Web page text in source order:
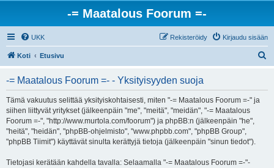
-= Maatalous Foorum =-
UKK Kirjaudu sisään
Rekisteröidy
Koti Etusivu
-= Maatalous Foorum =- - Yksityisyyden suoja
Tämä vakuutus selittää yksityiskohtaisesti, miten "-= Maatalous Foorum =-" ja
siihen liittyvät yritykset (jälkeenpäin "me", "meitä", "meidän", "-= Maatalous
Foorum =-", "http://www.murtola.com/foorum") ja phpBB:n (jälkeenpäin "he",
"heitä", "heidän", "phpBB-ohjelmisto", "www.phpbb.com", "phpBB Group",
"phpBB Tiimit") käyttävät sinulta kerättyjä tietoja (jälkeenpäin "sinun tiedot").
Tietojasi kerätään kahdella tavalla: Selaamalla "-= Maatalous Foorum =-"-